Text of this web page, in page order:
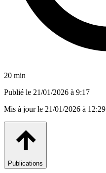
20 min
Publié le 21/01/2026 à 9:17
Mis à jour le 21/01/2026 à 12:29
Publications